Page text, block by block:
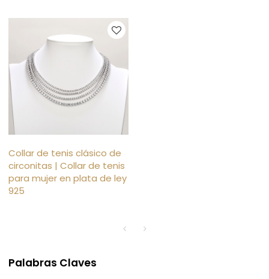
Collar de tenis clásico de
circonitas | Collar de tenis
para mujer en plata de ley
925
Palabras Claves